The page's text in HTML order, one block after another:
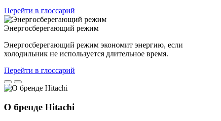
Перейти в глоссарий
Энергосберегающий режим
Энергосберегающий режим экономит энергию, если
холодильник не используется длительное время.
Перейти в глоссарий
О бренде Hitachi